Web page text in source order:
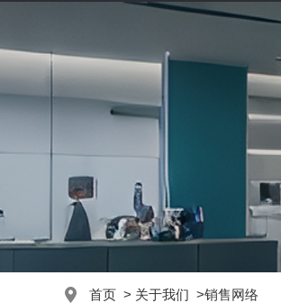
首页 > 关于我们 >销售网络